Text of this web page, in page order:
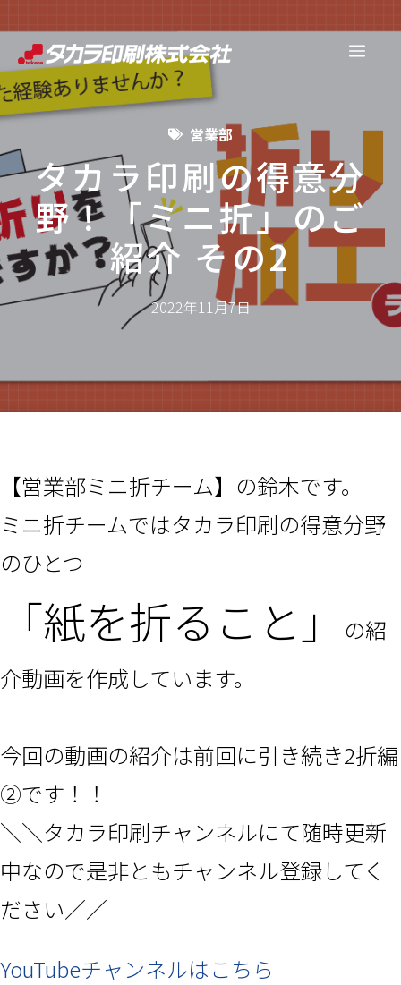
ン
ン
ツ
ス
ッ
プ
メ
ー
営業部
タカラ印刷の得意分
野！「ミニ折」のご
紹介 その2
2022年11月7日
【営業部ミニ折チーム】の鈴木です。
ミニ折チームではタカラ印刷の得意分野
のひとつ
「紙を折ること」
の紹
介動画を作成しています。
今回の動画の紹介は前回に引き続き2折編
②です！！
＼＼タカラ印刷チャンネルにて随時更新
中なので是非ともチャンネル登録してく
ださい／／
YouTubeチャンネルはこちら